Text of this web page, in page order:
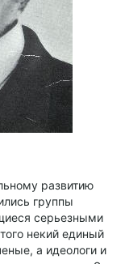
развитию
группы
серьезными
некий единый
а идеологи и